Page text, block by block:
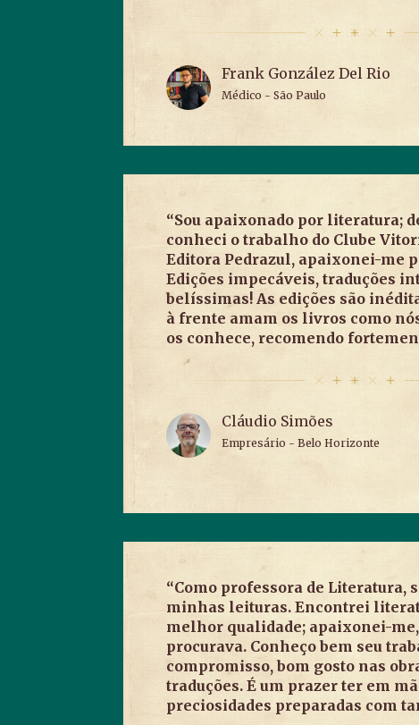
Frank González Del Rio
Médico - São Paulo
“Sou apaixonado por literatura;
conheci o trabalho do Clube
Editora Pedrazul, apaixonei-me
Edições impecáveis, traduções
belíssimas! As edições são
à frente amam os livros como
os conhece, recomendo
Cláudio Simões
Empresário - Belo Horizonte
“Como professora de Literatura,
minhas leituras. Encontrei
melhor qualidade; apaixonei-me,
procurava. Conheço bem seu
compromisso, bom gosto nas
traduções. É um prazer ter em
preciosidades preparadas com